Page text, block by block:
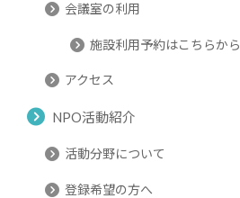
会議室の利用
施設利用予約はこちらから
アクセス
NPO活動紹介
活動分野について
登録希望の方へ